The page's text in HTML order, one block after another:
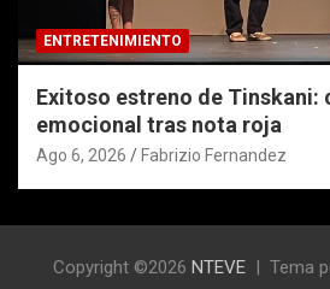
ENTRETENIMIENTO
Exitoso estreno de Tinskani:
emocional tras nota roja
Ago 6, 2026 Fabrizio Fernandez
Copyright ©2026 NTEVE Tema